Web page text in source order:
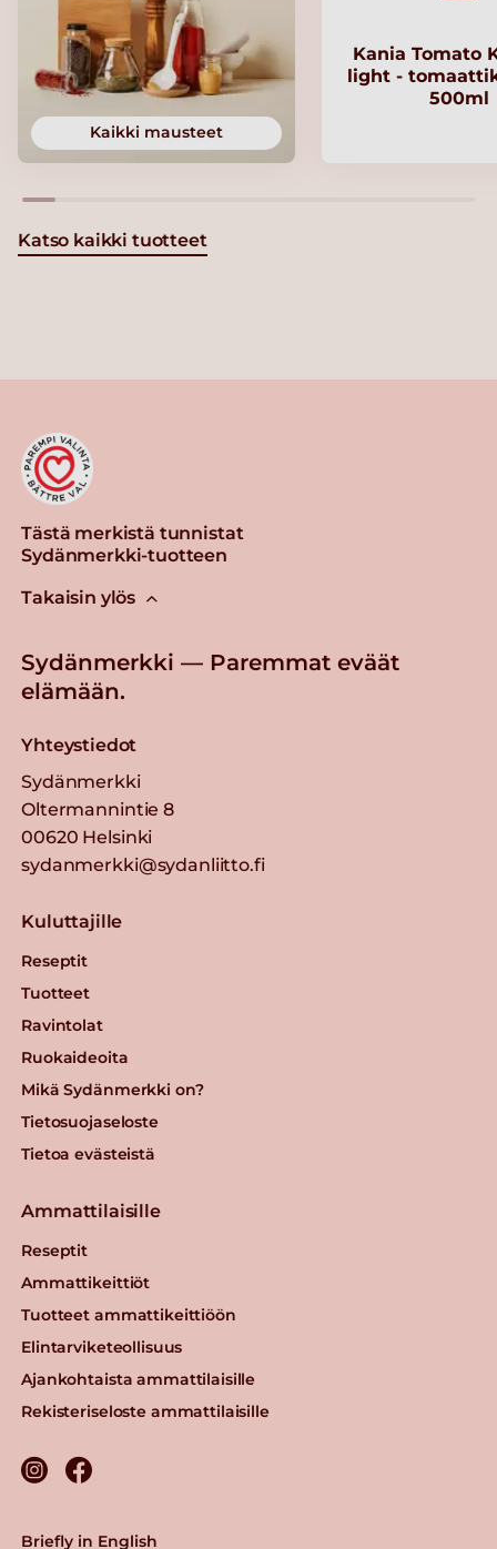
Kaikki mausteet
Kania Tomato
light -
500ml
Katso kaikki tuotteet
Tästä merkistä tunnistat
Sydänmerkki-tuotteen
Takaisin ylös
Sydänmerkki — Paremmat eväät
elämään.
Yhteystiedot
Sydänmerkki
Oltermannintie 8
00620 Helsinki
sydanmerkki@sydanliitto.fi
Kuluttajille
Reseptit
Tuotteet
Ravintolat
Ruokaideoita
Mikä Sydänmerkki on?
Tietosuojaseloste
Tietoa evästeistä
Ammattilaisille
Reseptit
Ammattikeittiöt
Tuotteet ammattikeittiöön
Elintarviketeollisuus
Ajankohtaista ammattilaisille
Rekisteriseloste ammattilaisille
Briefly in English